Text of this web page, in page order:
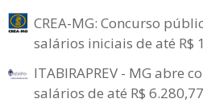
CREA-MG: Concurso
salários iniciais de até R$
ITABIRAPREV - MG abre
salários de até R$ 6.280,77